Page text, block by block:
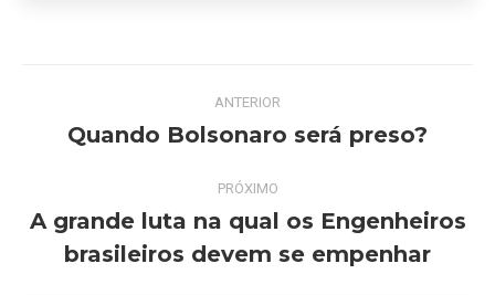
Navegação
de
ANTERIOR
Post
Quando Bolsonaro será preso?
PRÓXIMO
post:
A grande luta na qual os Engenheiros
brasileiros devem se empenhar